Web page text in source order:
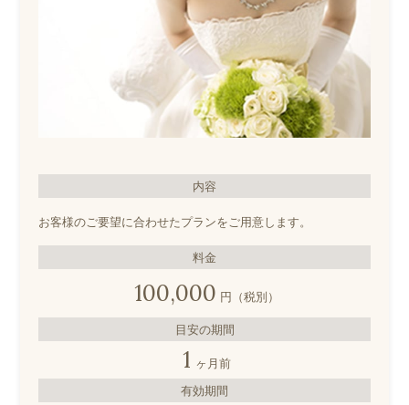
内容
お客様のご要望に合わせたプランをご用意します。
料金
100,000 円（税別）
目安の期間
1 ヶ月前
有効期間